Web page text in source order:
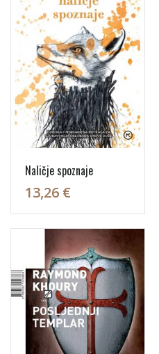
Naličje spoznaje
13,26 €